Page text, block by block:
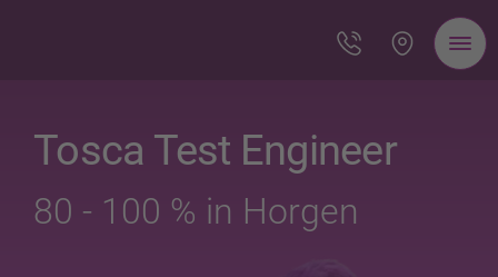
Tosca Test Engineer
80 - 100 % in Horgen